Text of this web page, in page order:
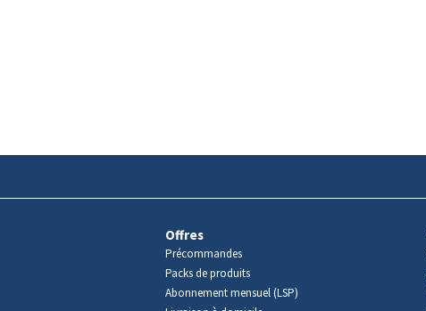
Offres
Précommandes
Packs de produits
Abonnement mensuel (LSP)